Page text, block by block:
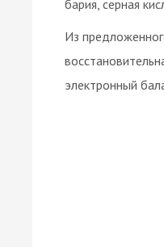
бария, серная
Из
электронный